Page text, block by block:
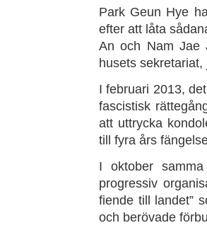
Park Geun Hye
efter att låta
An och Nam Jae
husets
I februari 2013,
fascistisk
att uttrycka
till fyra års
I oktober
progressiv
fiende till landet”
och berövade